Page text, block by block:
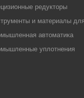
редукторы
и материалы
автоматика
уплотнения